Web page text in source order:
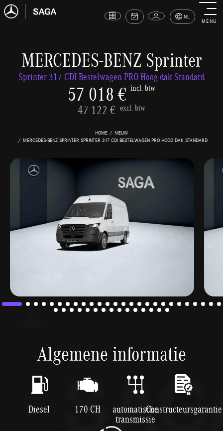
NL
MENU
MERCEDES-BENZ Sprinter
Sprinter 317 CDI Bestelwagen PRO Hoog dak Standard
57 018 € incl. btw
47 122 € excl. btw
HOME
NIEUW
MERCEDES-BENZ SPRINTER SPRINTER 317 CDI BESTELWAGEN PRO HOOG DAK STANDARD
Algemene informatie
Diesel 170 CH automatische
transmissie
Constructeursgarantie